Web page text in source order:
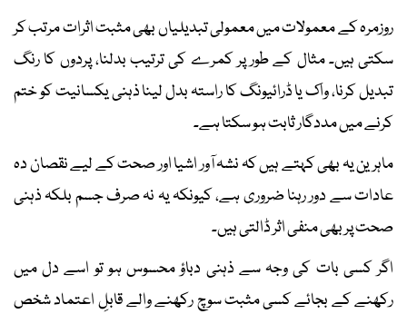
روزمرہ کے معمولات میں معمولی تبدیلیاں بھی مثبت اثرات مرتب کر
سکتی ہیں۔ مثال کے طور پر کمرے کی ترتیب بدلنا، پردوں کا رنگ
تبدیل کرنا، واک یا ڈرائیونگ کا راستہ بدل لینا ذہنی یکسانیت کو ختم
کرنے میں مددگار ثابت ہو سکتا ہے۔
ماہرین یہ بھی کہتے ہیں کہ نشہ آور اشیا اور صحت کے لیے نقصان دہ
عادات سے دور رہنا ضروری ہے، کیونکہ یہ نہ صرف جسم بلکہ ذہنی
صحت پر بھی منفی اثر ڈالتی ہیں۔
اگر کسی بات کی وجہ سے ذہنی دباؤ محسوس ہو تو اسے دل میں
رکھنے کے بجائے کسی مثبت سوچ رکھنے والے قابلِ اعتماد شخص